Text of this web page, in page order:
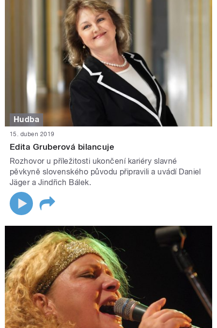
Hudba
15. duben 2019
Edita Gruberová bilancuje
Rozhovor u příležitosti ukončení kariéry slavné
pěvkyně slovenského původu připravili a uvádí Daniel
Jäger a Jindřich Bálek.